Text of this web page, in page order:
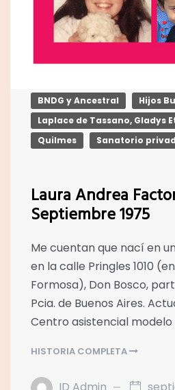
BNDG y Ancestral
Hijos
Laplace de Tassano, Gladys
Quilmes
Sanatorio
Laura Andrea
Septiembre 1975
Me cuentan que nací en
en la calle Pringles 1010
Formosa), Don Bosco,
Pcia. de Buenos Aires.
Centro asistencial modelo
HISTORIA COMPLETA